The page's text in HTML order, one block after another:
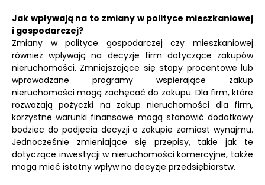
Jak wpływają na to zmiany w polityce mieszkaniowej
i gospodarczej?
Zmiany w polityce gospodarczej czy mieszkaniowej
również wpływają na decyzje firm dotyczące zakupów
nieruchomości. Zmniejszające się stopy procentowe lub
wprowadzane programy wspierające zakup
nieruchomości mogą zachęcać do zakupu. Dla firm, które
rozważają pożyczki na zakup nieruchomości dla firm,
korzystne warunki finansowe mogą stanowić dodatkowy
bodziec do podjęcia decyzji o zakupie zamiast wynajmu.
Jednocześnie zmieniające się przepisy, takie jak te
dotyczące inwestycji w nieruchomości komercyjne, także
mogą mieć istotny wpływ na decyzje przedsiębiorstw.